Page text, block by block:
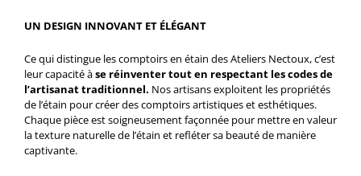
UN DESIGN INNOVANT ET ÉLÉGANT
Ce qui distingue les comptoirs en étain des Ateliers Nectoux, c’est
leur capacité àse réinventer tout en respectant les codes de
l’artisanat traditionnel. Nos artisans exploitent les propriétés
de l’étain pour créer des comptoirs artistiques et esthétiques.
Chaque pièce est soigneusement façonnée pour mettre en valeur
la texture naturelle de l’étain et refléter sa beauté de manière
captivante.